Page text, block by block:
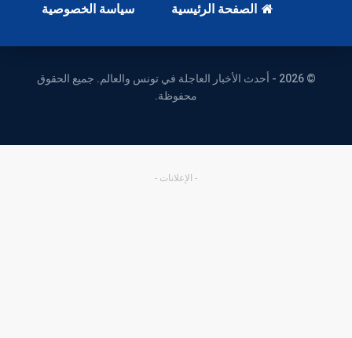
الصفحة الرئيسية سياسة الخصوصية
© 2026 - أحدث الأخبار العاجلة في تونس والعالم. جميع الحقوق
محفوظة.
- الإعلانات -